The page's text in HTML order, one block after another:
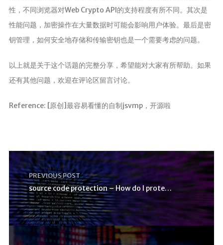
性，不同浏览器对Web Crypto API的支持程度有所不同。其次是
性能问题，加密操作在大量数据时可能会影响用户体验。最后是密
钥管理，如何安全地存储和传输密钥也是一个需要考虑的问题。
以上就是关于这个话题的完整分享，希望能对大家有所帮助。如果
还有其他问题，欢迎在评论区留言讨论。
Reference: [原创]最容易看懂的自制jsvmp，开源啦
PREVIOUS POST
source code protection – How do I protect JavaScri